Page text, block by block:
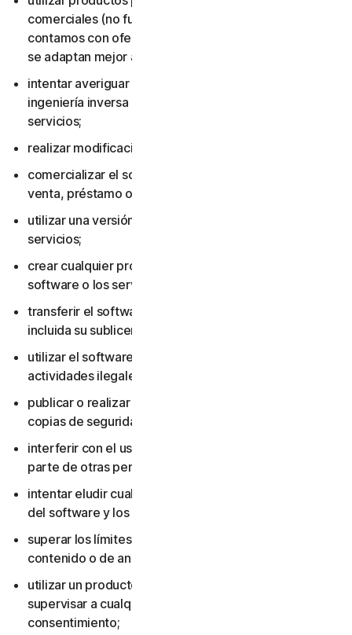
comerciales (no fueron diseñados para ese uso y
contamos con ofertas para pequeñas empresas que
se adaptan mejor al entorno laboral);
intentar averiguar el código fuente, incluso mediante
ingeniería inversa o descompilación del software o los
servicios;
realizar modificaciones en el software o los servicios;
comercializar el software o los servicios, incluidos su
venta, préstamo o alquiler;
utilizar una versión pirateada del software o los
servicios;
crear cualquier producto o servicio basado en el
software o los servicios;
transferir el software o los servicios a otra persona,
incluida su sublicenciamiento o cesión;
utilizar el software o los servicios para realizar
actividades ilegales;
publicar o realizar copias del software (excepto
copias de seguridad);
interferir con el uso del software o los servicios por
parte de otras personas;
intentar eludir cualquier medida de protección técnica
del software y los servicios;
superar los límites aplicables de almacenamiento de
contenido o de ancho de banda;
utilizar un producto multiusuario para rastrear o
supervisar a cualquier otra persona sin su
consentimiento;